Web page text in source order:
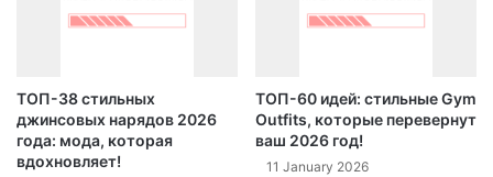
ТОП-38 стильных
джинсовых нарядов 2026
года: мода, которая
вдохновляет!
ТОП-60 идей: стильные Gym
Outfits, которые перевернут
ваш 2026 год!
11 January 2026